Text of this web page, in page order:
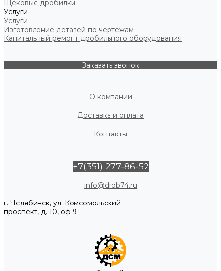
Щековые дробилки
Услуги
Услуги
Изготовление деталей по чертежам
Капитальный ремонт дробильного оборудования
Заказать звонок
О компании
Доставка и оплата
Контакты
+7(351) 277-86-52
info@drob74.ru
г. Челябинск, ул. Комсомольский
проспект, д. 10, оф 9